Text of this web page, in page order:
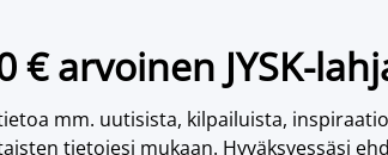
€ arvoinen JYSK-
tietoa mm. uutisista, kilpailuista,
tietojesi mukaan. Hyväksyessäsi